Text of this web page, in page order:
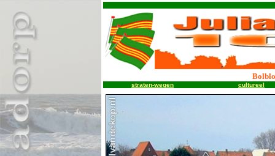
straten-wegen cultureel